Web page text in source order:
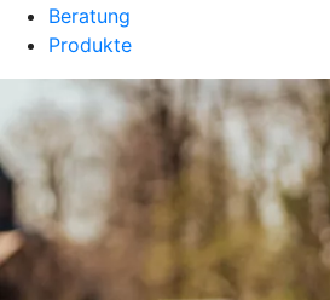
Beratung
Produkte